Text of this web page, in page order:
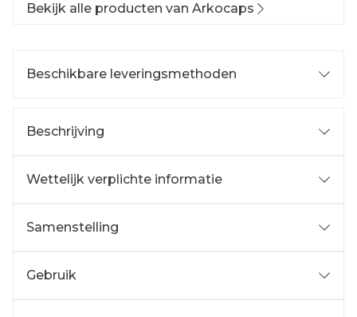
Bekijk alle producten van Arkocaps
Beschikbare leveringsmethoden
Beschrijving
Wettelijk verplichte informatie
Samenstelling
Gebruik